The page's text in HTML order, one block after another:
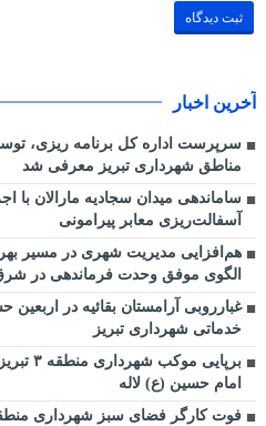
آخرین اخبار
سرپرست اداره کل برنامه ریزی،
مناطق شهرداری تبریز معرفی شد
ساماندهی میدان سجادیه مارالان با
آسفالت‌ریزی معابر پیرامونی
هم‌افزایی مدیریت شهری در مسیر
الگوی موفق وحدت فرماندهی در شرق
غبارروبی آرامستان بقائیه در
خدماتی شهرداری تبریز
برپایی
امام حسین (ع) لاله
فوت کارگر فضای سبز شهرداری منطقه ۶